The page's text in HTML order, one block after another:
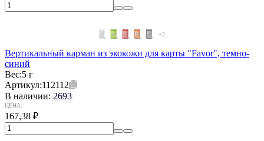
+2
Вертикальный карман из экокожи для карты "Favor", темно-
синий
Вес:5 г
Артикул:112112
В наличии: 2693
ЦЕНА:
167,38 ₽